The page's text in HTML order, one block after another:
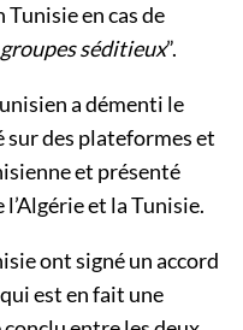
Tunisie en cas de
groupes séditieux”.
a démenti le
sur des plateformes et
et présenté
et la Tunisie.
ont signé un accord
est en fait une